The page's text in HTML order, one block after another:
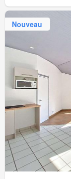
Nouveau